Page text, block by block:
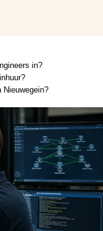
in?
Nieuwegein?